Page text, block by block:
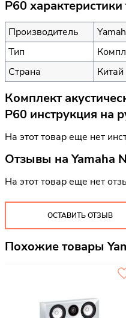
P60 характеристики
Производитель
Тип
Страна
Китай
Комплект
P60 инструкция на
На этот товар еще нет
Отзывы наYamaha
На этот товар еще нет
ОСТАВИТЬ ОТЗЫВ
Похожие товары